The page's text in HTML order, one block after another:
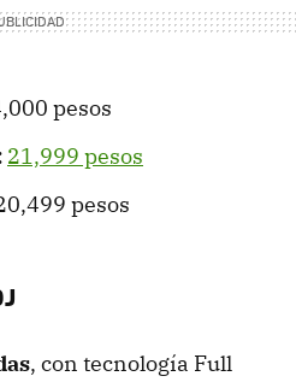
pesos
21,999 pesos
pesos
, con tecnología Full